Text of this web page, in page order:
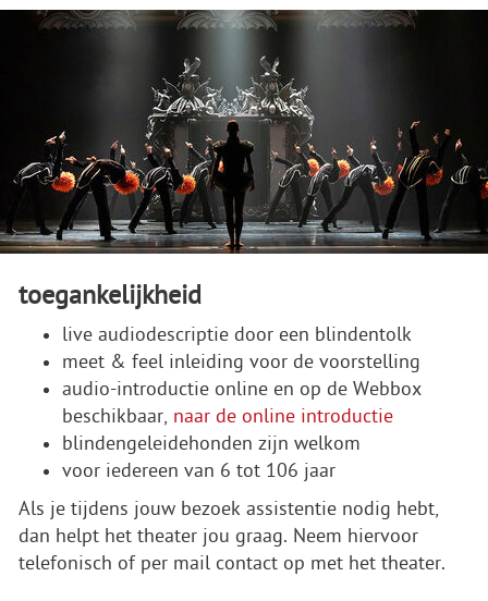
toegankelijkheid
live audiodescriptie door een blindentolk
meet & feel inleiding voor de voorstelling
audio-introductie online en op de Webbox
beschikbaar, naar de online introductie
blindengeleidehonden zijn welkom
voor iedereen van 6 tot 106 jaar
Als je tijdens jouw bezoek assistentie nodig hebt,
dan helpt het theater jou graag. Neem hiervoor
telefonisch of per mail contact op met het theater.